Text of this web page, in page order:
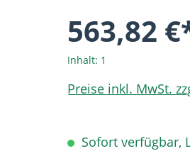
563,82
Inhalt: 1
Preise inkl. MwSt.
Sofort verfügbar,